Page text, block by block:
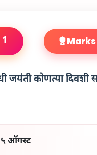
1 Marks
जयंती कोणत्या दिवशी
ऑगस्ट